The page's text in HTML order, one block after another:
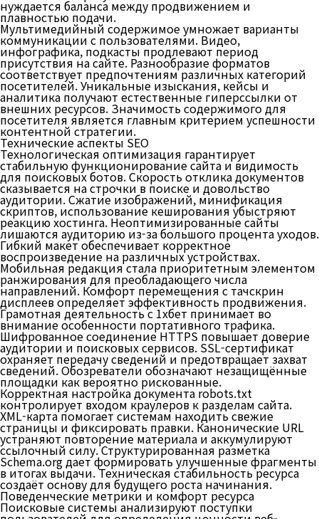
нуждается баланса между продвижением и
плавностью подачи.
Мультимедийный содержимое умножает варианты
коммуникации с пользователями. Видео,
инфографика, подкасты продлевают период
присутствия на сайте. Разнообразие форматов
соответствует предпочтениям различных категорий
посетителей. Уникальные изыскания, кейсы и
аналитика получают естественные гиперссылки от
внешних ресурсов. Значимость содержимого для
посетителя является главным критерием успешности
контентной стратегии.
Технические аспекты SEO
Технологическая оптимизация гарантирует
стабильную функционирование сайта и видимость
для поисковых ботов. Скорость отклика документов
сказывается на строчки в поиске и довольство
аудитории. Сжатие изображений, минификация
скриптов, использование кеширования убыстряют
реакцию хостинга. Неоптимизированные сайты
лишаются аудиторию из-за большого процента уходов.
Гибкий макет обеспечивает корректное
воспроизведение на различных устройствах.
Мобильная редакция стала приоритетным элементом
ранжирования для преобладающего числа
направлений. Комфорт перемещения с тачскрин
дисплеев определяет эффективность продвижения.
Грамотная деятельность с 1хбет принимает во
внимание особенности портативного трафика.
Шифрованное соединение HTTPS повышает доверие
аудитории и поисковых сервисов. SSL-сертификат
охраняет передачу сведений и предотвращает захват
сведений. Обозреватели обозначают незащищённые
площадки как вероятно рискованные.
Корректная настройка документа robots.txt
контролирует входом краулеров к разделам сайта.
XML-карта помогает системам находить свежие
страницы и фиксировать правки. Канонические URL
устраняют повторение материала и аккумулируют
ссылочный силу. Структурированная разметка
Schema.org дает формировать улучшенные фрагменты
в итогах выдачи. Техническая стабильность ресурса
создаёт основу для будущего роста начинания.
Поведенческие метрики и комфорт ресурса
Поисковые системы анализируют поступки